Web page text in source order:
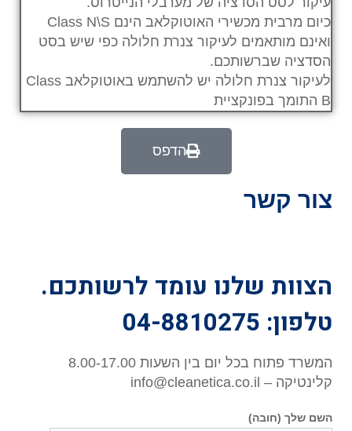
כיום מרבית מכשירי האוטוקלאב הינם Class N\S
ואינם מותאמים לעיקור צנרת חלולה כפי שיש בסט
הסדציה שברשותכם.
לעיקור צנרת חלולה יש להשתמש באוטוקלאב Class
B התומך בפונקציית
הדפס
צור קשר
הצוות שלנו עומד לרשותכם.
טלפון: 04-8810275
המשרד פתוח בכל יום בין השעות 8.00-17.00
קלינטיקה – info@cleanetica.co.il
השם שלך (חובה)